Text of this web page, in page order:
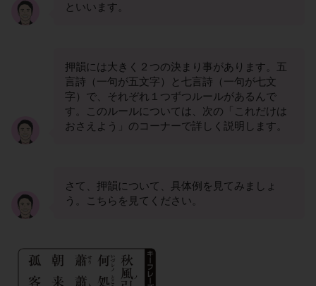
といいます。
押韻には大きく２つの決まり事があります。五
言詩（一句が五文字）と七言詩（一句が七文
字）で、それぞれ１つずつルールがあるんで
す。このルールについては、次の「これだけは
おさえよう」のコーナーで詳しく説明します。
さて、押韻について、具体例を見てみましょ
う。こちらを見てください。